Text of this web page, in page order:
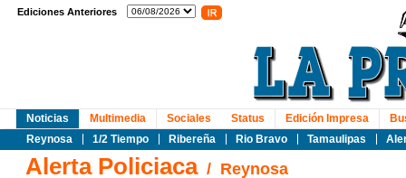
Ediciones Anteriores
Noticias
Reynosa
1/2 Tiempo Ribereña Rio Bravo Tamaulipas
Multimedia Sociales Status Edición Impresa
Alerta Policiaca/ Reynosa